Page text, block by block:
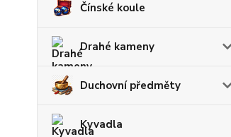
Čínské koule
Drahé kameny
Duchovní předměty
Kyvadla